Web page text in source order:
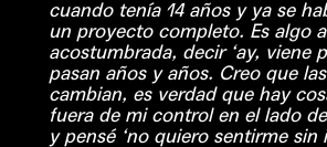
cuando tenía 14 años y ya se
un proyecto completo. Es algo
acostumbrada, decir ‘ay, viene
pasan años y años. Creo que
cambian, es verdad que hay
fuera de mi control en el lado
y pensé ‘no quiero sentirme sin